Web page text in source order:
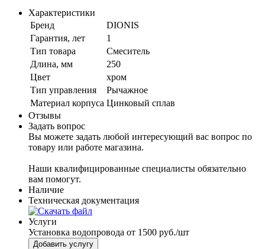
Характеристики
Бренд
DIONIS
Гарантия, лет
1
Тип товара
Смеситель
Длина, мм
250
Цвет
хром
Тип управления
Рычажное
Материал корпуса Цинковый сплав
Отзывы
Задать вопрос
Вы можете задать любой интересующий вас вопрос по
товару или работе магазина.
Наши квалифицированные специалисты обязательно
вам помогут.
Наличие
Техническая документация
Услуги
Установка водопровода от 1500 руб./шт
Добавить услугу